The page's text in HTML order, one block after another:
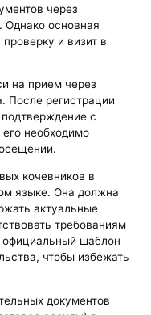
через
Однако основная
и визит в
на прием через
После регистрации
с
необходимо
кочевников в
языке. Она должна
актуальные
требованиям
официальный шаблон
чтобы избежать
документов